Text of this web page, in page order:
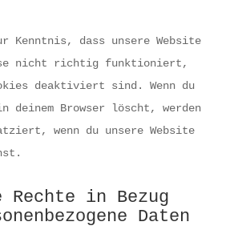
Kenntnis, dass unsere Website
nicht richtig funktioniert,
deaktiviert sind. Wenn du
deinem Browser löscht, werden
wenn du unsere Website
Rechte in Bezug
Daten